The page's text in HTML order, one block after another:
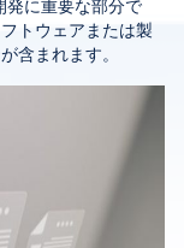
発に重要な部分で
トウェアまたは製
含まれます。